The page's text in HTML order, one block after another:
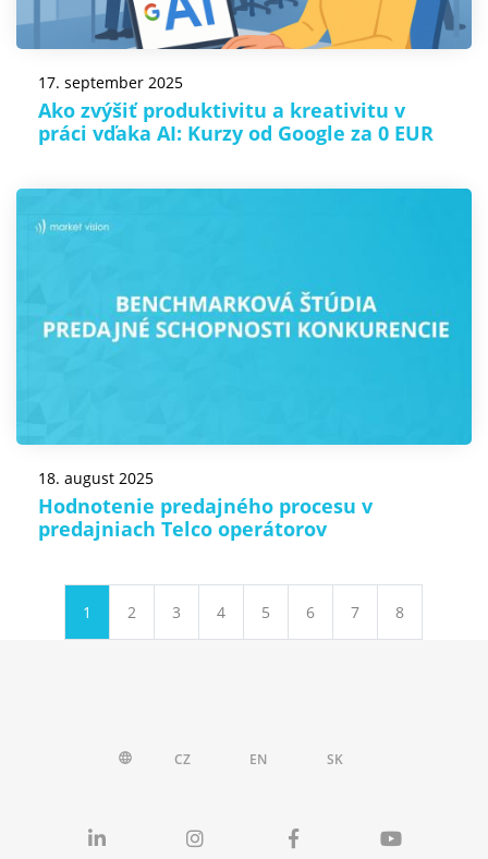
17. september 2025
Ako zvýšiť produktivitu a kreativitu v
práci vďaka AI: Kurzy od Google za 0 EUR
18. august 2025
Hodnotenie predajného procesu v
predajniach Telco operátorov
1 2 3 4 5 6 7 8
language CZ EN SK